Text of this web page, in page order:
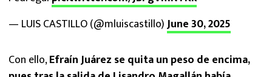
— LUIS CASTILLO (@mluiscastillo)June 30, 2025
Con ello,Efraín Juárez se quita un peso de encima,